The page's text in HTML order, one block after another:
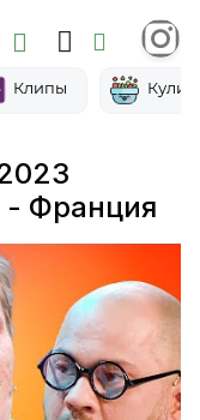
Клипы
- Франция